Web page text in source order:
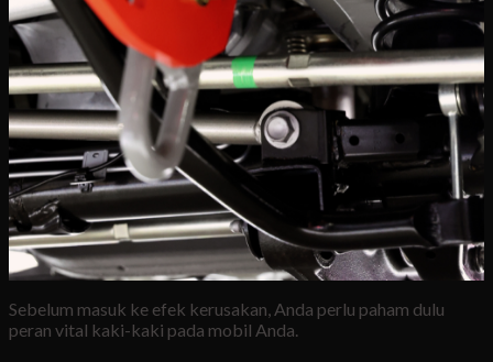
Sebelum masuk ke efek kerusakan, Anda perlu paham dulu
peran vital kaki-kaki pada mobil Anda.